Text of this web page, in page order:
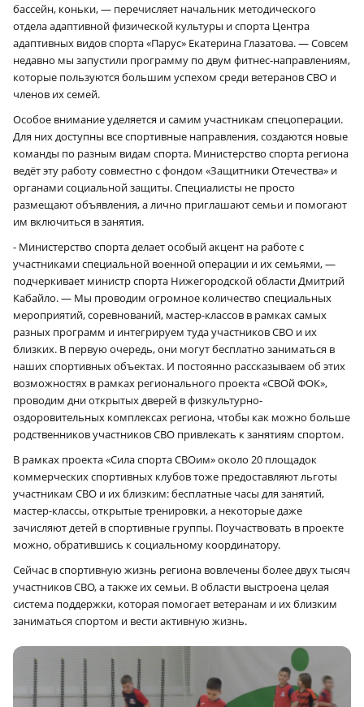
бассейн, коньки, — перечисляет начальник методического
отдела адаптивной физической культуры и спорта Центра
адаптивных видов спорта «Парус» Екатерина Глазатова. — Совсем
недавно мы запустили программу по двум фитнес-направлениям,
которые пользуются большим успехом среди ветеранов СВО и
членов их семей.
Особое внимание уделяется и самим участникам спецоперации.
Для них доступны все спортивные направления, создаются новые
команды по разным видам спорта. Министерство спорта региона
ведёт эту работу совместно с фондом «Защитники Отечества» и
органами социальной защиты. Специалисты не просто
размещают объявления, а лично приглашают семьи и помогают
им включиться в занятия.
- Министерство спорта делает особый акцент на работе с
участниками специальной военной операции и их семьями, —
подчеркивает министр спорта Нижегородской области Дмитрий
Кабайло. — Мы проводим огромное количество специальных
мероприятий, соревнований, мастер-классов в рамках самых
разных программ и интегрируем туда участников СВО и их
близких. В первую очередь, они могут бесплатно заниматься в
наших спортивных объектах. И постоянно рассказываем об этих
возможностях в рамках регионального проекта «СВОй ФОК»,
проводим дни открытых дверей в физкультурно-
оздоровительных комплексах региона, чтобы как можно больше
родственников участников СВО привлекать к занятиям спортом.
В рамках проекта «Сила спорта СВОим» около 20 площадок
коммерческих спортивных клубов тоже предоставляют льготы
участникам СВО и их близким: бесплатные часы для занятий,
мастер-классы, открытые тренировки, а некоторые даже
зачисляют детей в спортивные группы. Поучаствовать в проекте
можно, обратившись к социальному координатору.
Сейчас в спортивную жизнь региона вовлечены более двух тысяч
участников СВО, а также их семьи. В области выстроена целая
система поддержки, которая помогает ветеранам и их близким
заниматься спортом и вести активную жизнь.